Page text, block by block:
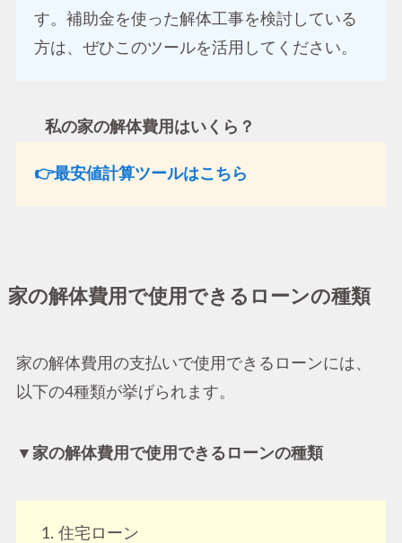
す。補助金を使った解体工事を検討している
方は、ぜひこのツールを活用してください。
私の家の解体費用はいくら？
👉最安値計算ツールはこちら
家の解体費用で使用できるローンの種類
家の解体費用の支払いで使用できるローンには、
以下の4種類が挙げられます。
▼家の解体費用で使用できるローンの種類
住宅ローン